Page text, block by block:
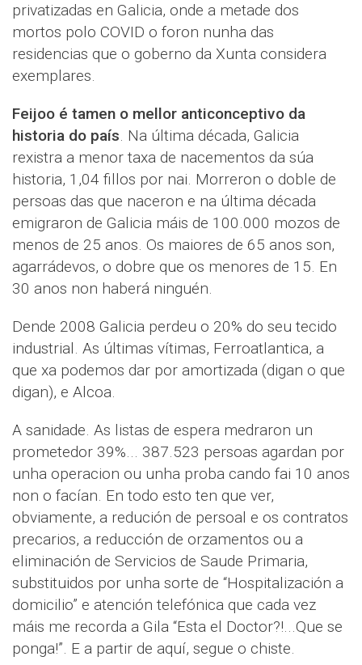
privatizadas en Galicia, onde a metade dos
mortos polo COVID o foron nunha das
residencias que o goberno da Xunta considera
exemplares.
Feijoo é tamen o mellor anticonceptivo da
historia do país. Na última década, Galicia
rexistra a menor taxa de nacementos da súa
historia, 1,04 fillos por nai. Morreron o doble de
persoas das que naceron e na última década
emigraron de Galicia máis de 100.000 mozos de
menos de 25 anos. Os maiores de 65 anos son,
agarrádevos, o dobre que os menores de 15. En
30 anos non haberá ninguén.
Dende 2008 Galicia perdeu o 20% do seu tecido
industrial. As últimas vítimas, Ferroatlantica, a
que xa podemos dar por amortizada (digan o que
digan), e Alcoa.
A sanidade. As listas de espera medraron un
prometedor 39%... 387.523 persoas agardan por
unha operacion ou unha proba cando fai 10 anos
non o facían. En todo esto ten que ver,
obviamente, a redución de persoal e os contratos
precarios, a reducción de orzamentos ou a
eliminación de Servicios de Saude Primaria,
substituidos por unha sorte de “Hospitalización a
domicilio” e atención telefónica que cada vez
máis me recorda a Gila “Esta el Doctor?!...Que se
ponga!”. E a partir de aquí, segue o chiste.